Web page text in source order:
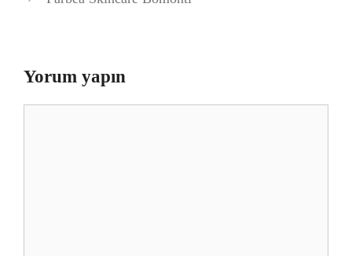
Yorum yapın